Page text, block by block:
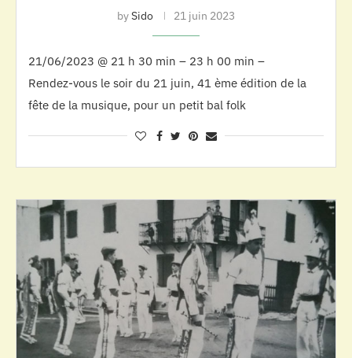
bySido 21 juin 2023
21/06/2023 @ 21 h 30 min – 23 h 00 min –
Rendez-vous le soir du 21 juin, 41 ème édition de la
fête de la musique, pour un petit bal folk